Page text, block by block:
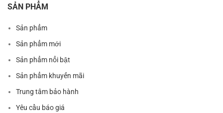
SẢN PHẨM
Sản phẩm
Sản phẩm mới
Sản phẩm nổi bật
Sản phẩm khuyến mãi
Trung tâm bảo hành
Yêu cầu báo giá